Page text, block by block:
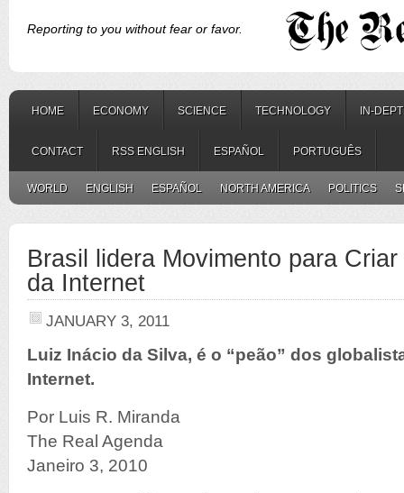
Reporting to you without fear or favor.
HOME ECONOMY SCIENCE TECHNOLOGY IN-
CONTACT RSS ENGLISH ESPAÑOL PORTUGUÊS
WORLD ENGLISH ESPAÑOL NORTH AMERICA POLITICS
Brasil lidera Movimento para
da Internet
JANUARY 3, 2011
Luiz Inácio da Silva, é o “peão” dos
Internet.
Por Luis R. Miranda
The Real Agenda
Janeiro 3, 2010